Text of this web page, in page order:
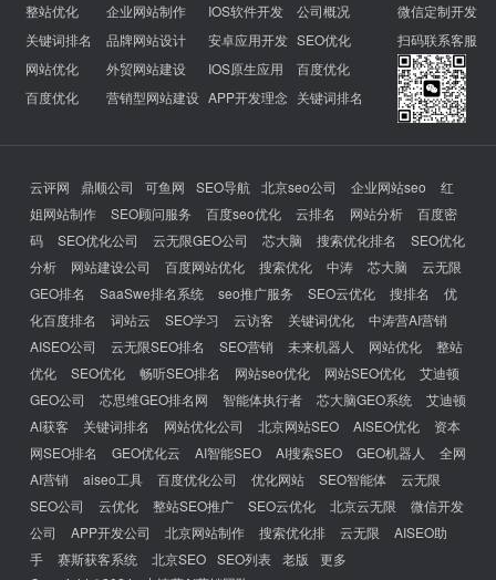
整站优化
关键词排名
网站优化
百度优化
企业网站制作
品牌网站设计
外贸网站建设
营销型网站建设
IOS软件开发
安卓应用开发
IOS原生应用
APP开发理念
公司概况
SEO优化
百度优化
关键词排名
微信定制开发
扫码联系客服
云评网 鼎顺公司 可鱼网 SEO导航 北京seo公司 企业网站seo
红
姐网站制作
SEO顾问服务 百度seo优化 云排名 网站分析
百度密
码
SEO优化公司 云无限GEO公司 芯大脑 搜索优化排名
SEO优化
分析
网站建设公司 百度网站优化 搜索优化 中涛 芯大脑
云无限
GEO排名
SaaSwe排名系统 seo推广服务 SEO云优化 搜排名
优
化百度排名
词站云 SEO学习 云访客 关键词优化
中涛营AI营销
AISEO公司
云无限SEO排名 SEO营销 未来机器人 网站优化
整站
优化
SEO优化 畅听SEO排名 网站seo优化 网站SEO优化
艾迪顿
GEO公司
芯思维GEO排名网 智能体执行者 芯大脑GEO系统
艾迪顿
AI获客
关键词排名 网站优化公司 北京网站SEO AISEO优化
资本
网SEO排名
GEO优化云 AI智能SEO AI搜索SEO GEO机器人
全网
AI营销
aiseo工具 百度优化公司 优化网站 SEO智能体
云无限
SEO公司
云优化 整站SEO推广 SEO云优化 北京云无限
微信开发
公司
APP开发公司 北京网站制作 搜索优化排 云无限
AISEO助
手
赛斯获客系统 北京SEO SEO列表 老版
更多